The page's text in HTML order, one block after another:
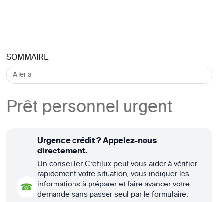
SOMMAIRE
Prêt personnel urgent
☎
Urgence crédit ? Appelez-nous
directement.
Un conseiller Crefilux peut vous aider à vérifier
rapidement votre situation, vous indiquer les
informations à préparer et faire avancer votre
demande sans passer seul par le formulaire.